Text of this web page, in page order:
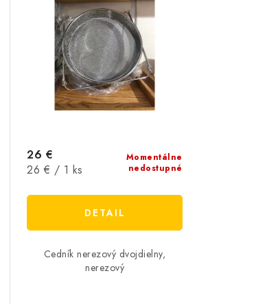
Momentálne
nedostupné
26 €
Jednotková
26 € / 1 ks
DETAIL
Cedník nerezový dvojdielny,
nerezový